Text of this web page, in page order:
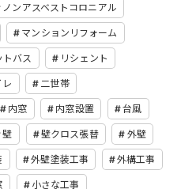
ノンアスベストコロニアル
マンションリフォーム
トバス リシェント
レ 二世帯
内窓 内窓設置 台風
壁 壁クロス張替 外壁
外壁塗装工事 外構工事
小さな工事